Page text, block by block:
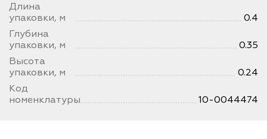
Длина
упаковки, м
0.4
Глубина
упаковки, м
0.35
Высота
упаковки, м
0.24
Код
номенклатуры
10-0044474